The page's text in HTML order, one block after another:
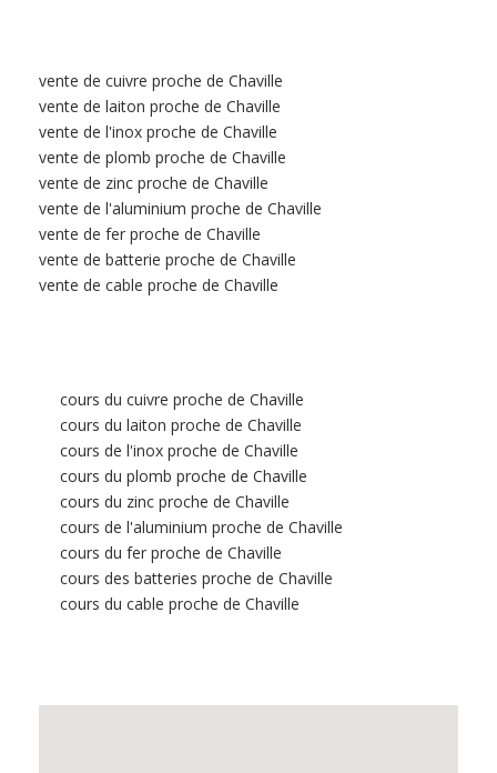
vente de cuivre proche de Chaville
vente de laiton proche de Chaville
vente de l'inox proche de Chaville
vente de plomb proche de Chaville
vente de zinc proche de Chaville
vente de l'aluminium proche de Chaville
vente de fer proche de Chaville
vente de batterie proche de Chaville
vente de cable proche de Chaville
cours du cuivre proche de Chaville
cours du laiton proche de Chaville
cours de l'inox proche de Chaville
cours du plomb proche de Chaville
cours du zinc proche de Chaville
cours de l'aluminium proche de Chaville
cours du fer proche de Chaville
cours des batteries proche de Chaville
cours du cable proche de Chaville